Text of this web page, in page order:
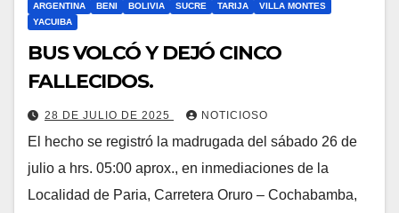
ARGENTINA BENI BOLIVIA SUCRE TARIJA
VILLA MONTES
YACUIBA
BUS VOLCÓ Y DEJÓ CINCO
FALLECIDOS.
28 DE JULIO DE 2025 NOTICIOSO
El hecho se registró la madrugada del sábado 26 de
julio a hrs. 05:00 aprox., en inmediaciones de la
Localidad de Paria, Carretera Oruro – Cochabamba,